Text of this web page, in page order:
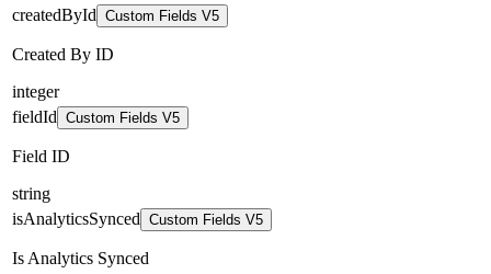
createdById Custom Fields V5
Created By ID
integer
fieldId Custom Fields V5
Field ID
string
isAnalyticsSynced Custom Fields V5
Is Analytics Synced